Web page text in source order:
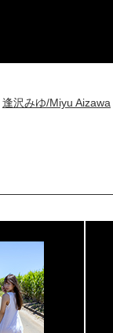
逢沢みゆ/Miyu Aizawa